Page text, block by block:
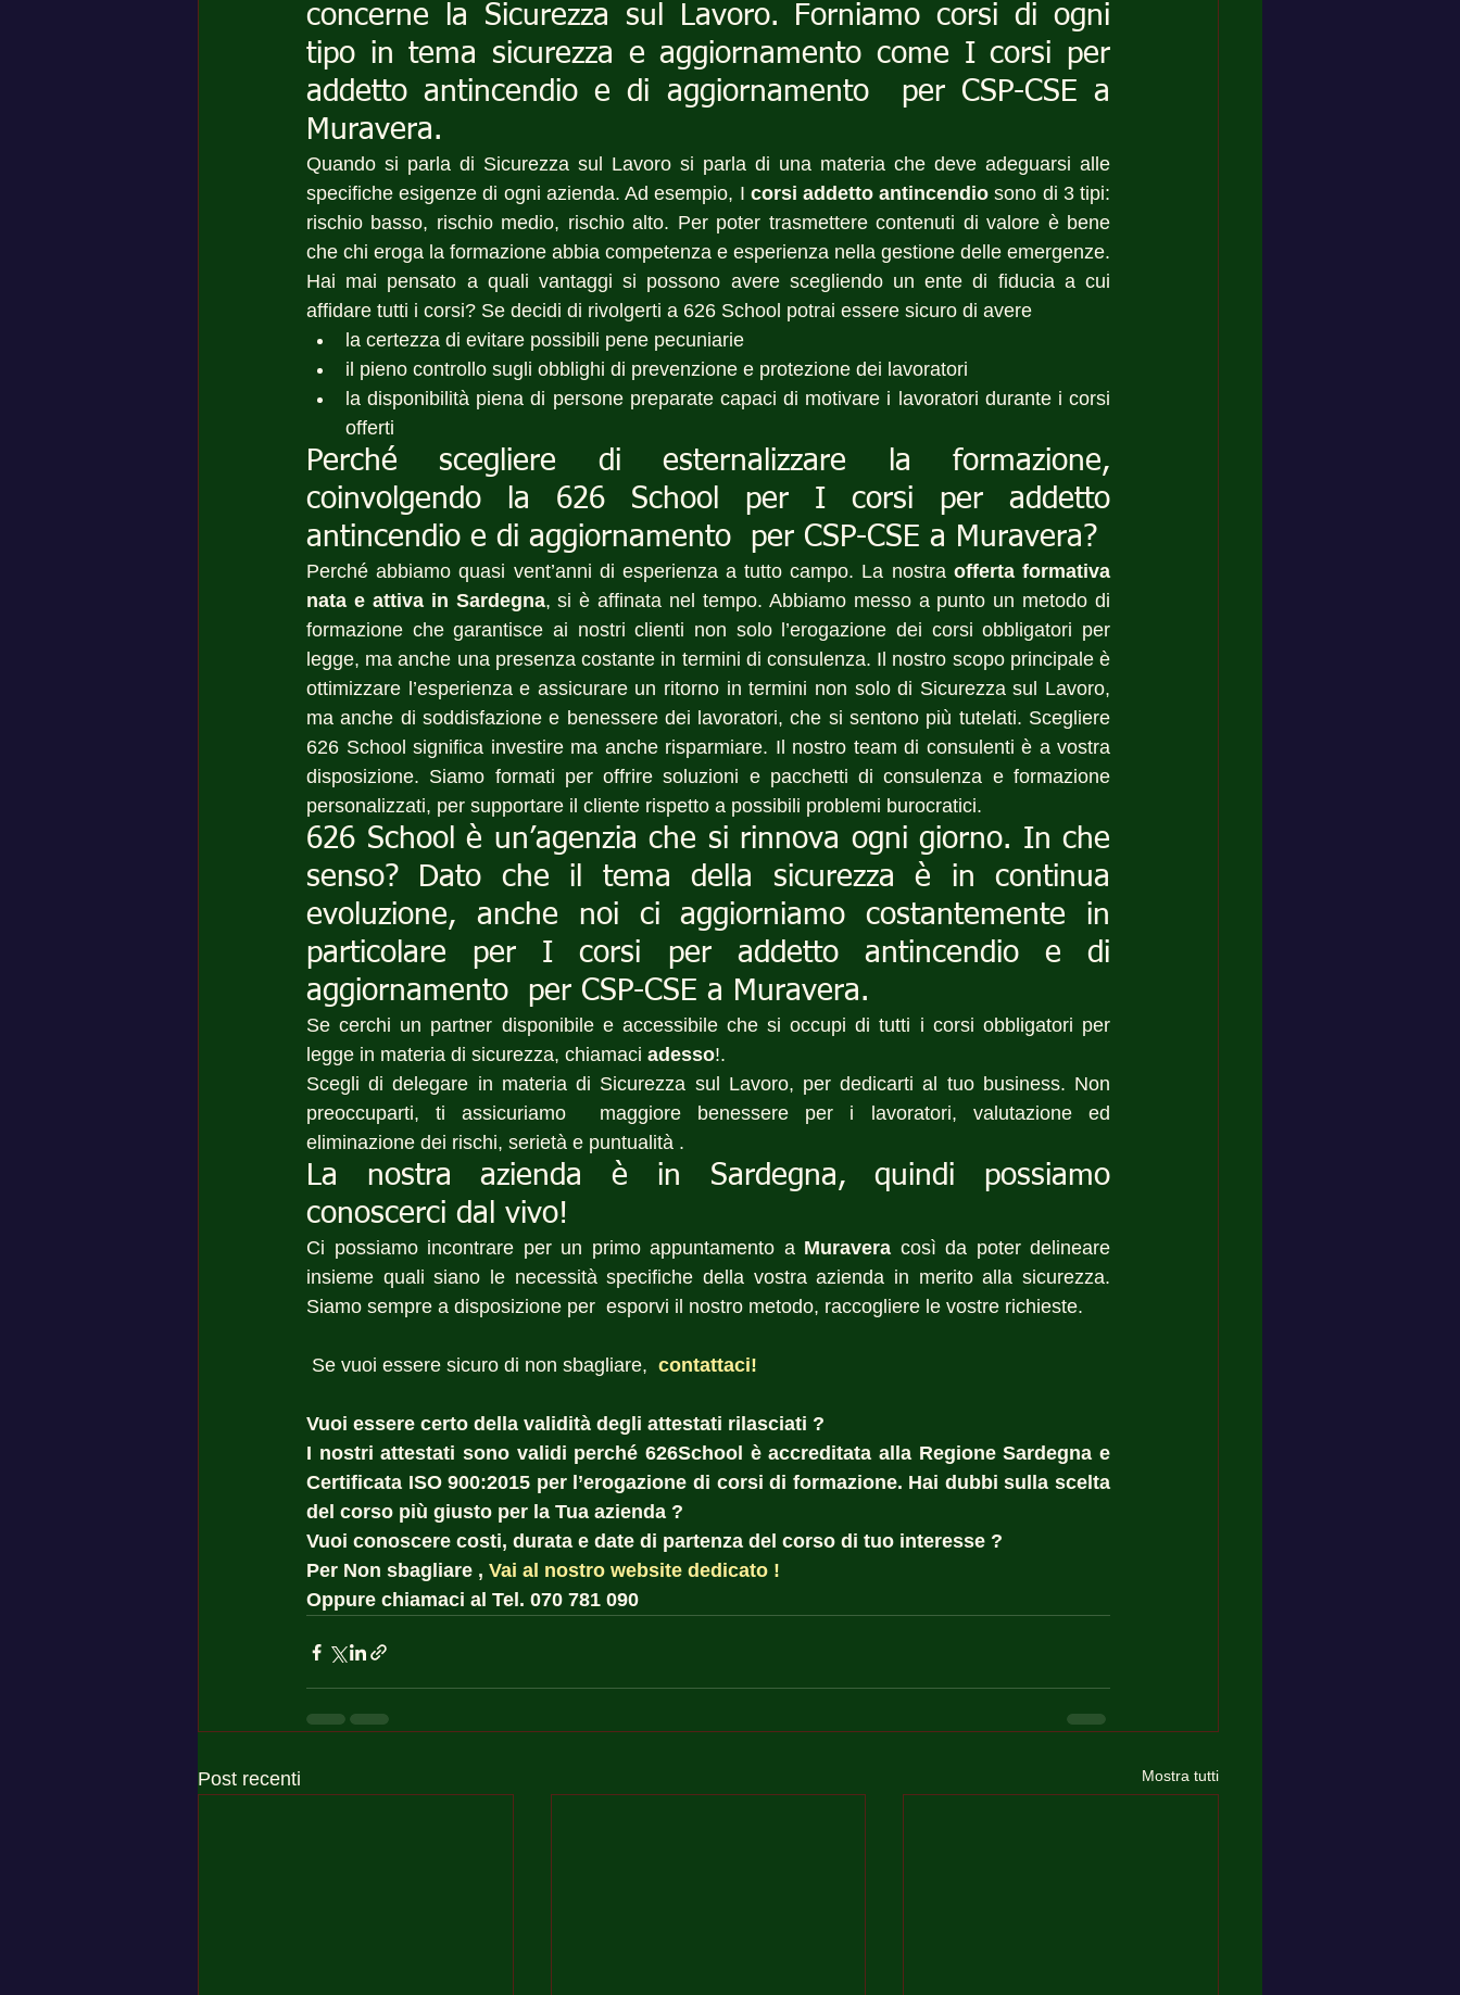
concerne la Sicurezza sul Lavoro. Forniamo corsi di ogni
tipo in tema sicurezza e aggiornamento come I corsi per
addetto antincendio e di aggiornamento  per CSP-CSE a
Muravera.
Quando si parla di Sicurezza sul Lavoro si parla di una materia che deve adeguarsi alle
specifiche esigenze di ogni azienda. Ad esempio, I corsi addetto antincendio sono di 3 tipi:
rischio basso, rischio medio, rischio alto. Per poter trasmettere contenuti di valore è bene
che chi eroga la formazione abbia competenza e esperienza nella gestione delle emergenze.
Hai mai pensato a quali vantaggi si possono avere scegliendo un ente di fiducia a cui
affidare tutti i corsi? Se decidi di rivolgerti a 626 School potrai essere sicuro di avere
la certezza di evitare possibili pene pecuniarie
il pieno controllo sugli obblighi di prevenzione e protezione dei lavoratori
la disponibilità piena di persone preparate capaci di motivare i lavoratori durante i corsi
offerti
Perché scegliere di esternalizzare la formazione,
coinvolgendo la 626 School per I corsi per addetto
antincendio e di aggiornamento  per CSP-CSE a Muravera?
Perché abbiamo quasi vent’anni di esperienza a tutto campo. La nostra offerta formativa
nata e attiva in Sardegna, si è affinata nel tempo. Abbiamo messo a punto un metodo di
formazione che garantisce ai nostri clienti non solo l’erogazione dei corsi obbligatori per
legge, ma anche una presenza costante in termini di consulenza. Il nostro scopo principale è
ottimizzare l’esperienza e assicurare un ritorno in termini non solo di Sicurezza sul Lavoro,
ma anche di soddisfazione e benessere dei lavoratori, che si sentono più tutelati. Scegliere
626 School significa investire ma anche risparmiare. Il nostro team di consulenti è a vostra
disposizione. Siamo formati per offrire soluzioni e pacchetti di consulenza e formazione
personalizzati, per supportare il cliente rispetto a possibili problemi burocratici.
626 School è un’agenzia che si rinnova ogni giorno. In che
senso? Dato che il tema della sicurezza è in continua
evoluzione, anche noi ci aggiorniamo costantemente in
particolare per I corsi per addetto antincendio e di
aggiornamento  per CSP-CSE a Muravera.
Se cerchi un partner disponibile e accessibile che si occupi di tutti i corsi obbligatori per
legge in materia di sicurezza, chiamaci adesso!.
Scegli di delegare in materia di Sicurezza sul Lavoro, per dedicarti al tuo business. Non
preoccuparti, ti assicuriamo  maggiore benessere per i lavoratori, valutazione ed
eliminazione dei rischi, serietà e puntualità .
La nostra azienda è in Sardegna, quindi possiamo
conoscerci dal vivo!
Ci possiamo incontrare per un primo appuntamento a Muravera così da poter delineare
insieme quali siano le necessità specifiche della vostra azienda in merito alla sicurezza.
Siamo sempre a disposizione per  esporvi il nostro metodo, raccogliere le vostre richieste.
Se vuoi essere sicuro di non sbagliare, contattaci!
Vuoi essere certo della validità degli attestati rilasciati ?
I nostri attestati sono validi perché 626School è accreditata alla Regione Sardegna e
Certificata ISO 900:2015 per l’erogazione di corsi di formazione. Hai dubbi sulla scelta
del corso più giusto per la Tua azienda ?
Vuoi conoscere costi, durata e date di partenza del corso di tuo interesse ?
Per Non sbagliare , Vai al nostro website dedicato !
Oppure chiamaci al Tel. 070 781 090
Post recenti Mostra tutti